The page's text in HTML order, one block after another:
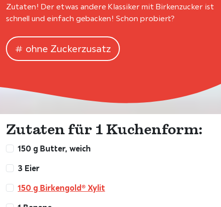
Zutaten! Der etwas andere Klassiker mit Birkenzucker ist
schnell und einfach gebacken! Schon probiert?
ohne Zuckerzusatz
Zutaten für 1 Kuchenform:
150 g Butter, weich
3 Eier
150 g Birkengold® Xylit